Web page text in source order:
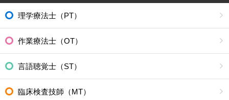
理学療法士（PT）
作業療法士（OT）
言語聴覚士（ST）
臨床検査技師（MT）